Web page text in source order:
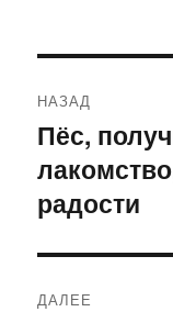
по
записям
НАЗАД
Предыдущая
запись:
Пёс,
радости
ДАЛЕЕ